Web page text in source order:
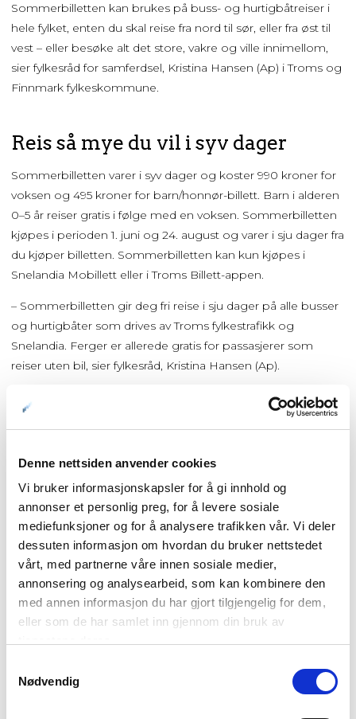
Denne nettsiden anvender cookies
Vi bruker informasjonskapsler for å gi innhold og
annonser et personlig preg, for å levere sosiale
mediefunksjoner og for å analysere trafikken vår. Vi deler
dessuten informasjon om hvordan du bruker nettstedet
vårt, med partnerne våre innen sosiale medier,
annonsering og analysearbeid, som kan kombinere den
med annen informasjon du har gjort tilgjengelig for dem,
eller som de har samlet inn gjennom din bruk av
Nødvendig
Sommerbilletten kan brukes på buss- og hurtigbåtreiser i
hele fylket, enten du skal reise fra nord til sør, eller fra øst til
vest – eller besøke alt det store, vakre og ville innimellom,
sier fylkesråd for samferdsel, Kristina Hansen (Ap) i Troms og
Finnmark fylkeskommune.
Reis så mye du vil i syv dager
Sommerbilletten varer i syv dager og koster 990 kroner for
voksen og 495 kroner for barn/honnør-billett. Barn i alderen
0–5 år reiser gratis i følge med en voksen. Sommerbilletten
kjøpes i perioden 1. juni og 24. august og varer i sju dager fra
du kjøper billetten. Sommerbilletten kan kun kjøpes i
Snelandia Mobillett eller i Troms Billett-appen.
– Sommerbilletten gir deg fri reise i sju dager på alle busser
og hurtigbåter som drives av Troms fylkestrafikk og
Snelandia. Ferger er allerede gratis for passasjerer som
reiser uten bil, sier fylkesråd, Kristina Hansen (Ap).